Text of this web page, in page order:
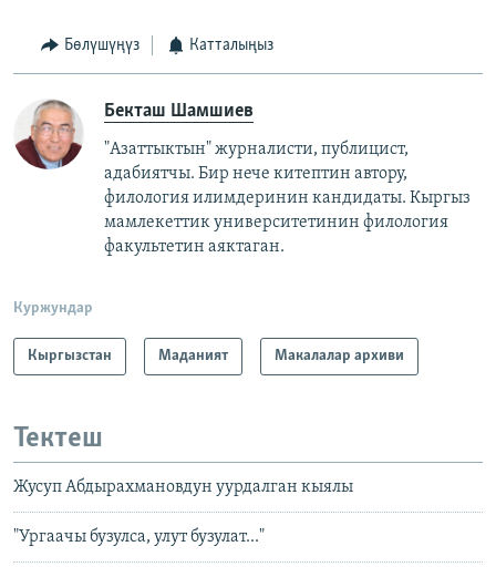
Бөлүшүңүз Катталыңыз
Бекташ Шамшиев
"Азаттыктын" журналисти, публицист,
адабиятчы. Бир нече китептин автору,
филология илимдеринин кандидаты. Кыргыз
мамлекеттик университетинин филология
факультетин аяктаган.
Куржундар
Кыргызстан Маданият Макалалар архиви
Тектеш
Жусуп Абдырахмановдун уурдалган кыялы
"Ургаачы бузулса, улут бузулат..."